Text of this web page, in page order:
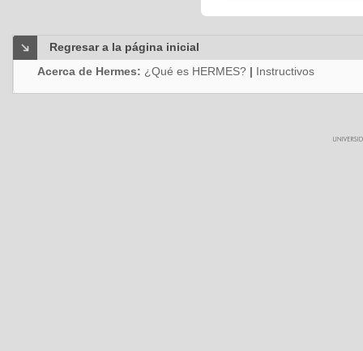
Regresar a la página inicial
Acerca de Hermes: ¿Qué es HERMES? | Instructivos